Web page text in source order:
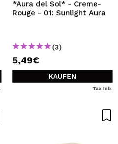
*Aura del Sol* - Creme-
Rouge - 01: Sunlight Aura
(3)
5,49€
KAUFEN
Tax Inb.